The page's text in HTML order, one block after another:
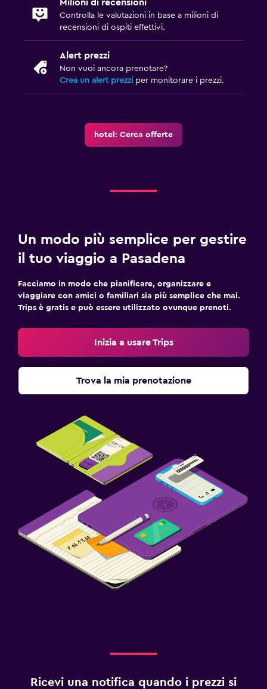
Milioni di recensioni
Controlla le valutazioni in base a milioni di
recensioni di ospiti effettivi.
Alert prezzi
Non vuoi ancora prenotare?
Crea un alert prezzi per monitorare i prezzi.
hotel: Cerca offerte
Un modo più semplice per gestire
il tuo viaggio a Pasadena
Facciamo in modo che pianificare, organizzare e
viaggiare con amici o familiari sia più semplice che mai.
Trips è gratis e può essere utilizzato ovunque prenoti.
Inizia a usare Trips
Trova la mia prenotazione
Ricevi una notifica quando i prezzi si